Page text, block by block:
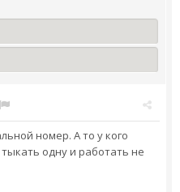
номер. А то у кого
одну и работать не